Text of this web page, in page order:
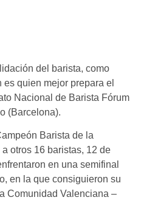
del barista, como
quien mejor prepara el
Nacional de Barista Fórum
(Barcelona).
Barista de la
otros 16 baristas, 12 de
en una semifinal
en la que consiguieron su
Comunidad Valenciana –